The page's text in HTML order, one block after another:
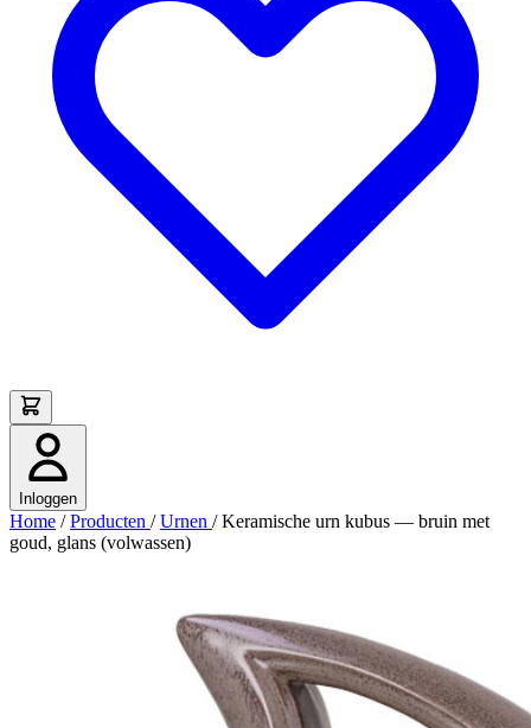
Inloggen
Home / Producten / Urnen / Keramische urn kubus — bruin met
goud, glans (volwassen)